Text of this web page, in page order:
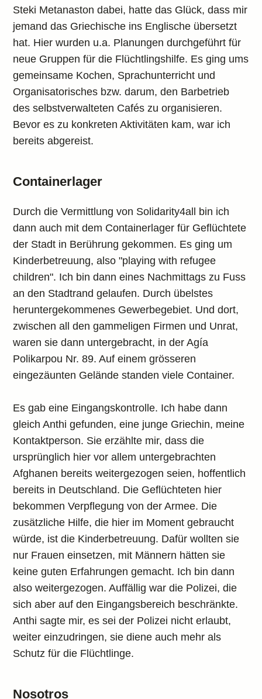
Steki Metanaston dabei, hatte das Glück, dass mir
jemand das Griechische ins Englische übersetzt
hat. Hier wurden u.a. Planungen durchgeführt für
neue Gruppen für die Flüchtlingshilfe. Es ging ums
gemeinsame Kochen, Sprachunterricht und
Organisatorisches bzw. darum, den Barbetrieb
des selbstverwalteten Cafés zu organisieren.
Bevor es zu konkreten Aktivitäten kam, war ich
bereits abgereist.
Containerlager
Durch die Vermittlung von Solidarity4all bin ich
dann auch mit dem Containerlager für Geflüchtete
der Stadt in Berührung gekommen. Es ging um
Kinderbetreuung, also "playing with refugee
children". Ich bin dann eines Nachmittags zu Fuss
an den Stadtrand gelaufen. Durch übelstes
heruntergekommenes Gewerbegebiet. Und dort,
zwischen all den gammeligen Firmen und Unrat,
waren sie dann untergebracht, in der Agía
Polikarpou Nr. 89. Auf einem grösseren
eingezäunten Gelände standen viele Container.
Es gab eine Eingangskontrolle. Ich habe dann
gleich Anthi gefunden, eine junge Griechin, meine
Kontaktperson. Sie erzählte mir, dass die
ursprünglich hier vor allem untergebrachten
Afghanen bereits weitergezogen seien, hoffentlich
bereits in Deutschland. Die Geflüchteten hier
bekommen Verpflegung von der Armee. Die
zusätzliche Hilfe, die hier im Moment gebraucht
würde, ist die Kinderbetreuung. Dafür wollten sie
nur Frauen einsetzen, mit Männern hätten sie
keine guten Erfahrungen gemacht. Ich bin dann
also weitergezogen. Auffällig war die Polizei, die
sich aber auf den Eingangsbereich beschränkte.
Anthi sagte mir, es sei der Polizei nicht erlaubt,
weiter einzudringen, sie diene auch mehr als
Schutz für die Flüchtlinge.
Nosotros